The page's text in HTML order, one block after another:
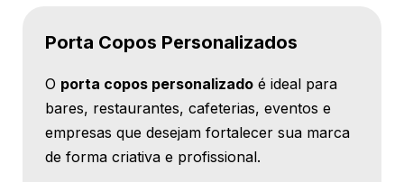
Porta Copos Personalizados
O porta copos personalizado é ideal para
bares, restaurantes, cafeterias, eventos e
empresas que desejam fortalecer sua marca
de forma criativa e profissional.